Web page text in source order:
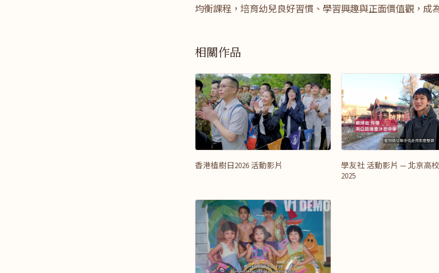
均衡課程，培育幼兒良好習慣、學習興趣與正面價值觀，成
相關作品
香港植樹日2026 活動影片
學友社 活動影片 — 北京高
2025